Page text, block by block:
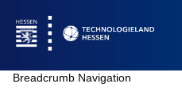
Breadcrumb Navigation